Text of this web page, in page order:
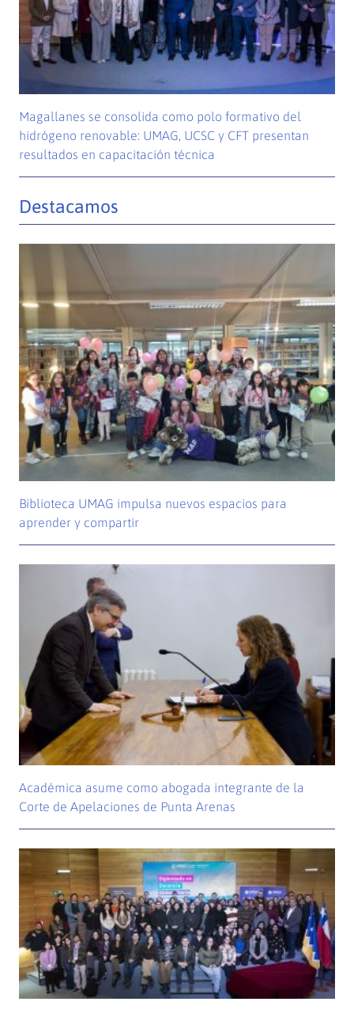
Magallanes se consolida como polo formativo del
hidrógeno renovable: UMAG, UCSC y CFT presentan
resultados en capacitación técnica
Destacamos
Biblioteca UMAG impulsa nuevos espacios para
aprender y compartir
Académica asume como abogada integrante de la
Corte de Apelaciones de Punta Arenas